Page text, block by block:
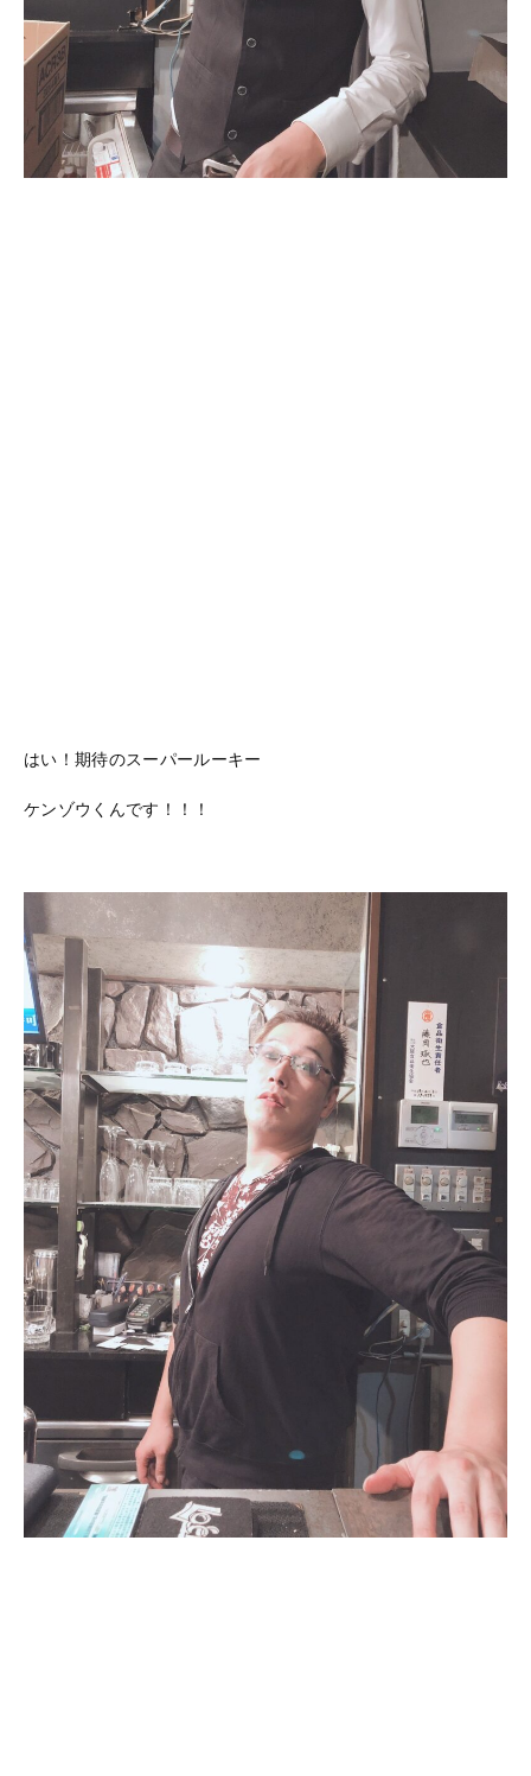
はい！期待のスーパールーキー
ケンゾウくんです！！！